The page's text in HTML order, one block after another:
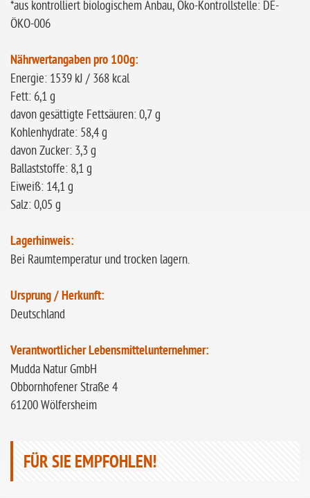
*aus kontrolliert biologischem Anbau, Öko-Kontrollstelle: DE-
ÖKO-006
Nährwertangaben pro 100g:
Energie: 1539 kJ / 368 kcal
Fett: 6,1 g
davon gesättigte Fettsäuren: 0,7 g
Kohlenhydrate: 58,4 g
davon Zucker: 3,3 g
Ballaststoffe: 8,1 g
Eiweiß: 14,1 g
Salz: 0,05 g
Lagerhinweis:
Bei Raumtemperatur und trocken lagern.
Ursprung / Herkunft:
Deutschland
Verantwortlicher Lebensmittelunternehmer:
Mudda Natur GmbH
Obbornhofener Straße 4
61200 Wölfersheim
FÜR SIE EMPFOHLEN!